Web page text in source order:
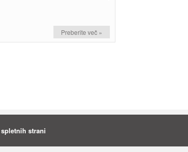
Preberite več »
strani